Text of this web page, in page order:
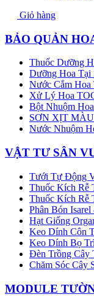
Giỏ hàng
BẢO QUẢN
Thuốc Dưỡng
Dưỡng Hoa Tại
Nước Cắm
Xử Lý Hoa
Bột Nhuộm
SƠN XỊT
Nước Nhuộm
VẬT TƯ SÂN
Tưới Tự Động
Thuốc Kích Rễ
Thuốc Kích Rễ
Phân Bón
Hạt Giống
Keo Dính Côn
Keo Dính Bọ
Đèn Trồng Cây
Chăm Sóc Cây
MODULE